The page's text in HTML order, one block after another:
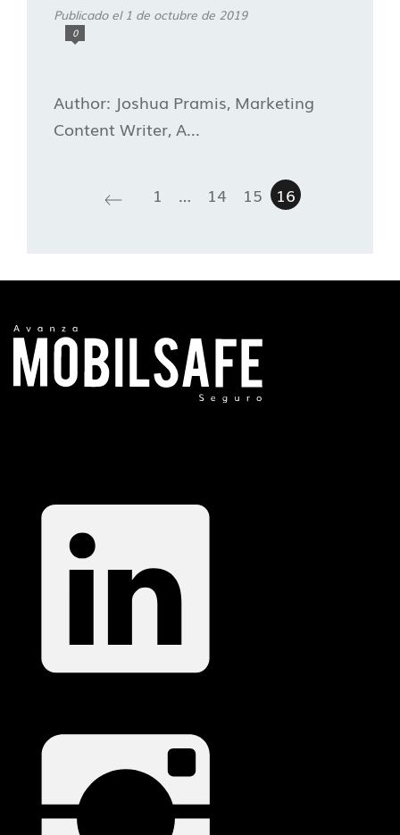
Publicado el 1 de octubre de 2019
0
Author: Joshua Pramis, Marketing
Content Writer, A...
1 … 14 15 16